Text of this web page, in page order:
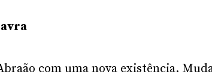
com uma nova existência.